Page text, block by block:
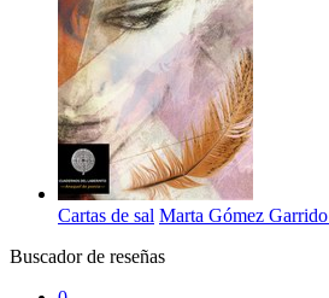
Cartas de sal Marta Gómez Garrido
Buscador de reseñas